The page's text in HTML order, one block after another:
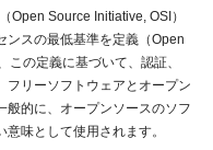
Open Source Initiative, OSI）
ンスの最低基準を定義（Open
の定義に基づいて、認証、
フリーソフトウェアとオープン
般的に、オープンソースのソフ
味として使用されます。